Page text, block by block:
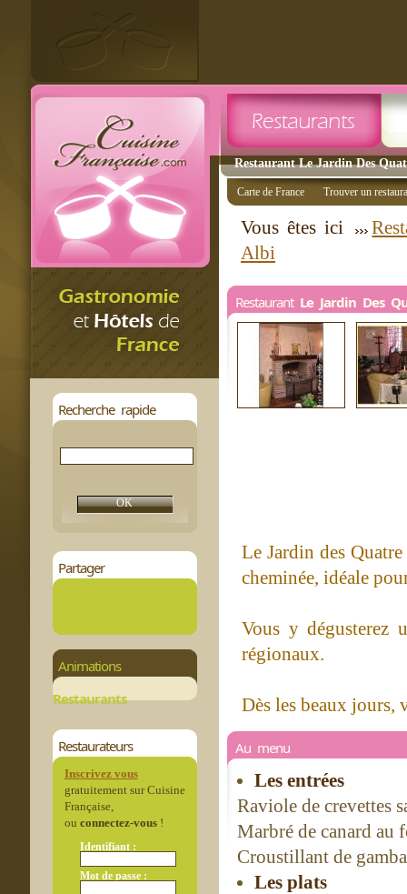
Restaurant Le Jardin Des
Recherche rapide
Partager
Animations
Restaurants
Restaurateurs
Inscrivez vous
gratuitement sur Cuisine
Française,
ou connectez-vous!
Identifiant :
Mot de passe :
Carte de France Trouver un
Vous êtes ici
Albi
Restaurant Le Jardin Des
Le Jardin des
cheminée, idéale
Vous y dégusterez
régionaux.
Dès les beaux jours,
Au menu
Les entrées
Raviole de crevettes
Marbré de canard au
Croustillant de
Les plats